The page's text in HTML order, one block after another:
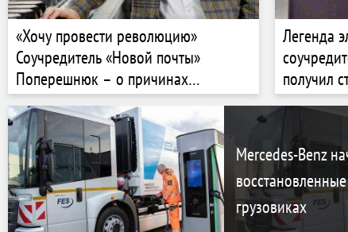
«Хочу провести революцию»
Соучредитель «Новой почты»
Поперешнюк – о причинах
оптимизации штата, департаменте
эффективности и 50% дохода из-за
границы.
Легенда
получил
Mercedes-Benz
грузовиках